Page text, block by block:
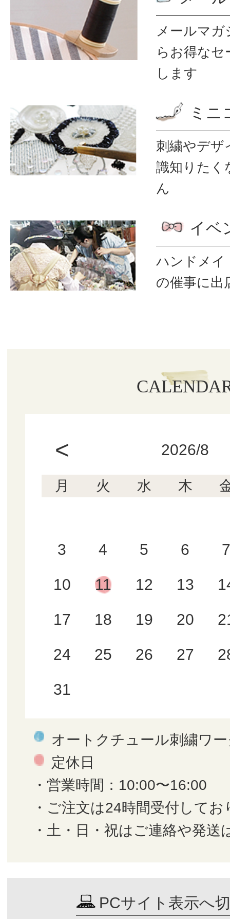
メールマ
ら お得なセ
します
ミニ
刺繍やデザ
識知りたく
ん
イベ
ハンドメイ
の催事に出
< 2026/8
月 火 水 木
3 4 5 6 7
10 11 12 13
17 18 19 20
24 25 26 27
31
オートクチュール刺繍ワ
定休日
・営業時間：10:00〜16:00
・ご注文は24時間受付してお
・土・日・祝はご連絡や発送
PCサイト表示へ